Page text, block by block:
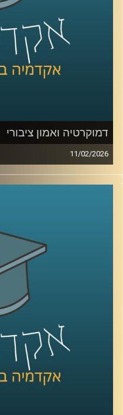
בפרק הזה תשמעו קולות
אמיתיות, והרבה מאוד
דמוקרטיה ואמון ציבורי
11/02/2026
היום אנחנו נוגעים באחת
זה בעצם אמון ציבורי, למה
בבית המשפט העליון, אז
זה משבר רגעי או מגמה
פוליטי, ומה המשמעות של
ולחוסן החברתי, כדי לעשות
פרופסור חבר וראש המכון
לממשל ודיפלומטיה
מה עומד מאחורי הנתונים,
כדי לשקם את האמון שלנו?